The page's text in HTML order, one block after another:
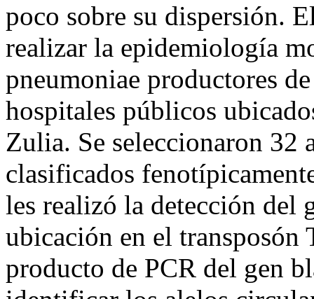
poco sobre su dispersión.
realizar la epidemiología
pneumoniae productores
hospitales públicos
Zulia. Se seleccionaron 32
clasificados
les realizó la detección del
ubicación en el transposón
producto de PCR del gen